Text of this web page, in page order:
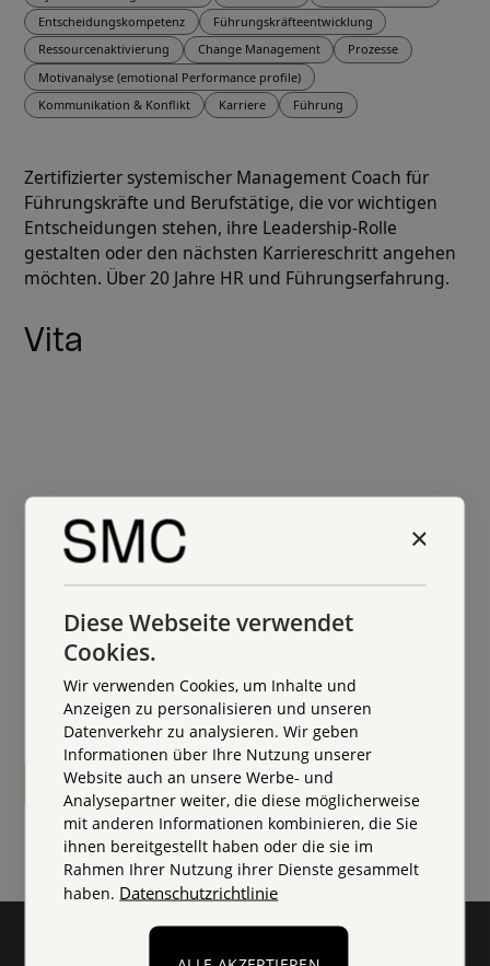
Entscheidungskompetenz
Führungskräfteentwicklung
Ressourcenaktivierung
Change Management
Prozesse
Motivanalyse (emotional Performance profile)
Kommunikation & Konflikt
Karriere Führung
Zertifizierter systemischer Management Coach für
Führungskräfte und Berufstätige, die vor wichtigen
Entscheidungen stehen, ihre Leadership-Rolle
gestalten oder den nächsten Karriereschritt angehen
möchten. Über 20 Jahre HR und Führungserfahrung.
Vita
Management Coach und HR-Direktorin mit über
20 Jahren Erfahrung in Führung. Ich begleite
Menschen, die Klarheit suchen, für ihre
Augenhöhe.
Ausbildung & Qualifikation: Systemischer
Management Coach, Master of Arts Human
Resources Management, Masterarbeit Thema
Change Management Über 20 Jahre HR-
Coaching-Kompetenzen:
Entscheidungsbegleitung und Klärung von
Zielkonflikten Führungskräfteentwicklung und
Leadership-Coaching Begleitung von
Rollenwechseln und Karriereübergängen
Wertearbeit und Motivationsanalyse
Systemische Gesprächsführung und Inneres-
Team-Arbeit Fachliche Expertise: Change
Management und Organisationsentwicklung
Personalstrategie Konfliktklärung und
Kontakt
Systemischer Management Coach, nah am Menschen,
nah an der Praxis
Kontakt aufnehmen
unverbindliche Anfrage | 3 Minuten
×
Diese Webseite verwendet
Cookies.
Wir verwenden Cookies, um Inhalte und
Anzeigen zu personalisieren und unseren
Datenverkehr zu analysieren. Wir geben
Informationen über Ihre Nutzung unserer
Website auch an unsere Werbe- und
Analysepartner weiter, die diese möglicherweise
mit anderen Informationen kombinieren, die Sie
ihnen bereitgestellt haben oder die sie im
Rahmen Ihrer Nutzung ihrer Dienste gesammelt
haben. Datenschutzrichtlinie